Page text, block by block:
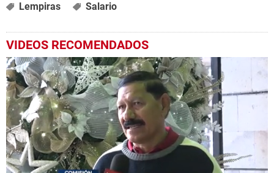
Lempiras Salario
VIDEOS RECOMENDADOS